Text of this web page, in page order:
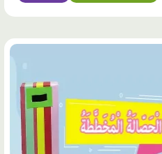
محتوى